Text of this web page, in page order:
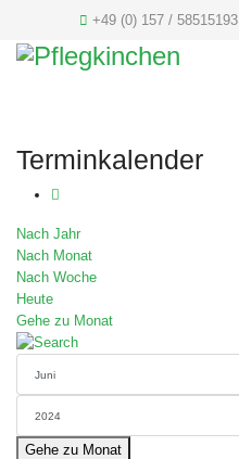
+49 (0) 157 / 58515193
Terminkalender
Nach Jahr
Nach Monat
Nach Woche
Heute
Gehe zu Monat
Gehe zu Monat